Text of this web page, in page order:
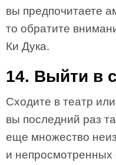
вы предпочитаете
то обратите
Ки Дука.
14. Выйти в
Сходите в театр
вы последний раз
еще множество
и непросмотренных